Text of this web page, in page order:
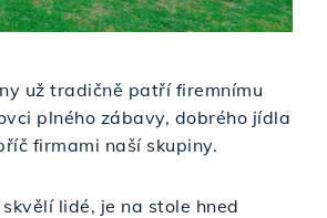
už tradičně patří firemnímu
plného zábavy, dobrého jídla
firmami naší skupiny.
lidé, je na stole hned